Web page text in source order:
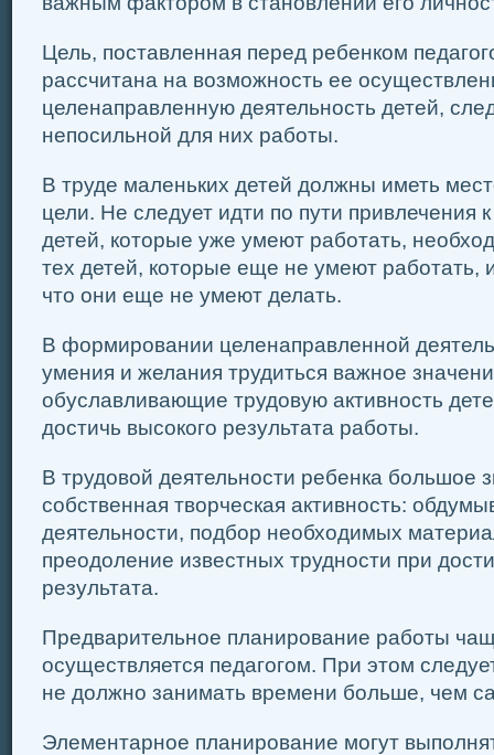
Цель, поставленная перед ребенком
рассчитана на возможность ее
целенаправленную дея­тельность детей,
непосильной для них работы.
В труде маленьких детей должны иметь
цели. Не следует идти по пути привлечения к
детей, которые уже уме­ют работать,
тех детей, которые еще не умеют работать,
что они еще не умеют делать.
В формировании целенаправленной
умения и же­лания трудиться важное
обуславливающие трудовую активность
достичь высокого результата работы.
В трудовой деятельности ребенка большое
собственная творческая активность:
деятельности, подбор необ­ходимых
преодоление известных трудности при
результата.
Предварительное планирование работы
осуществляется педа­гогом. При этом
не должно занимать времени больше, чем
Элементарное планирование могут